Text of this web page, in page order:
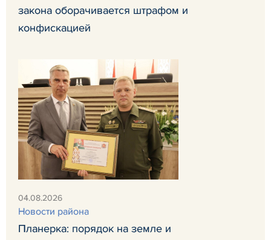
закона оборачивается штрафом и
конфискацией
04.08.2026
Новости района
Планерка: порядок на земле и